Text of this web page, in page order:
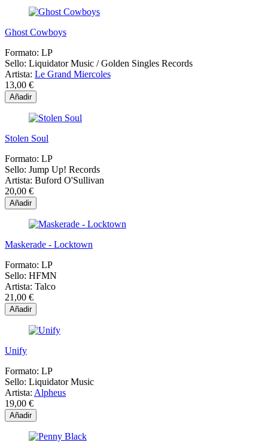
Ghost Cowboys
Formato: LP
Sello: Liquidator Music / Golden Singles Records
Artista: Le Grand Miercoles
13,00 €
Añadir
Stolen Soul
Formato: LP
Sello: Jump Up! Records
Artista: Buford O'Sullivan
20,00 €
Añadir
Maskerade - Locktown
Formato: LP
Sello: HFMN
Artista: Talco
21,00 €
Añadir
Unify
Formato: LP
Sello: Liquidator Music
Artista: Alpheus
19,00 €
Añadir